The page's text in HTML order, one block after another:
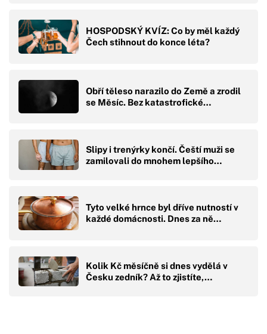
HOSPODSKÝ KVÍZ: Co by měl každý
Čech stihnout do konce léta?
Obří těleso narazilo do Země a zrodil
se Měsíc. Bez katastrofické…
Slipy i trenýrky končí. Čeští muži se
zamilovali do mnohem lepšího…
Tyto velké hrnce byl dříve nutností v
každé domácnosti. Dnes za ně…
Kolik Kč měsíčně si dnes vydělá v
Česku zedník? Až to zjistíte,…